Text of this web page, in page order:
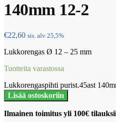
140mm 12-2
€22,60 sis. alv 25,5%
Lukkorengas Ø 12 – 25 mm
Tuotteita varastossa
Lukkorengaspihti purist.45ast
Lisää ostoskoriin
Ilmainen toimitus yli 100€